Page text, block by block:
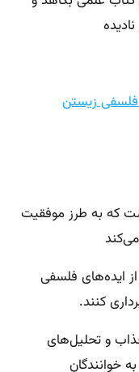
فلسفی زیستن
که به طرز موفقیت
ایده‌های فلسفی
کنند.
و تحلیل‌های
خوانندگان